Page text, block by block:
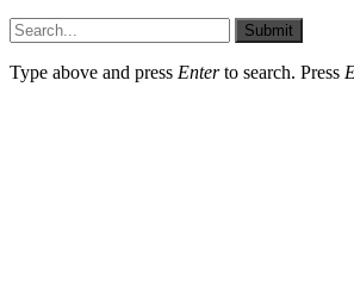
Submit
Type above and press Enterto search. Press